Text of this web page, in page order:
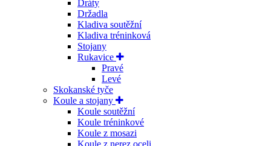
Dráty
Držadla
Kladiva soutěžní
Kladiva tréninková
Stojany
Rukavice
Pravé
Levé
Skokanské tyče
Koule a stojany
Koule soutěžní
Koule tréninkové
Koule z mosazi
Koule z nerez oceli